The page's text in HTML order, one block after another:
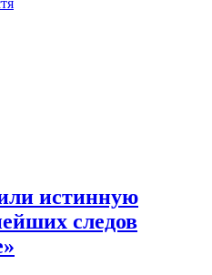
истинную
следов